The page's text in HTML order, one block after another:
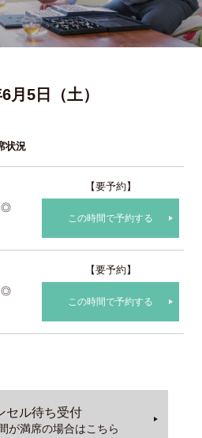
月5日（土）
状況
◎
【要予約】
この時間で予約する
◎
【要予約】
この時間で予約する
セル待ち受付
が満席の場合はこちら